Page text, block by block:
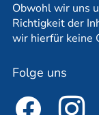
Obwohl wir uns
Richtigkeit der
wir hierfür keine
Folge uns